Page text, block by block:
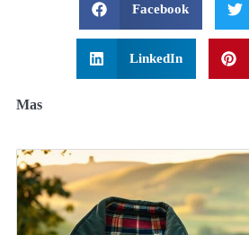
Facebook
LinkedIn
Mas